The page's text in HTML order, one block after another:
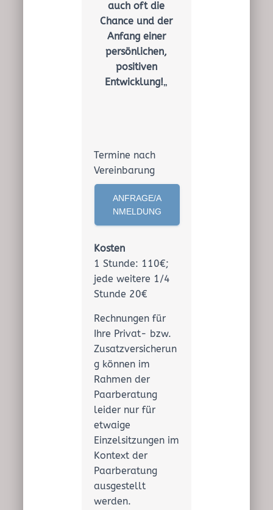
auch oft die
Chance und der
Anfang einer
persönlichen,
positiven
Entwicklung!„
Termine nach
Vereinbarung
ANFRAGE/A
NMELDUNG
Kosten
1 Stunde: 110€;
jede weitere 1/4
Stunde 20€
Rechnungen für
Ihre Privat- bzw.
Zusatzversicherun
g können im
Rahmen der
Paarberatung
leider nur für
etwaige
Einzelsitzungen im
Kontext der
Paarberatung
ausgestellt
werden.